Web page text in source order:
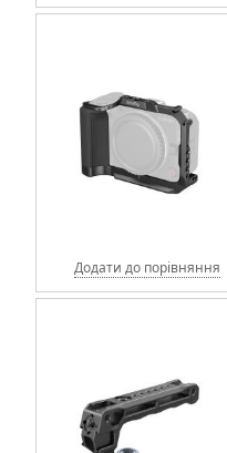
Додати до порівняння